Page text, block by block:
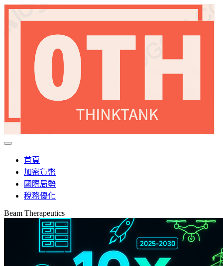
首頁
加密貨幣
國際局勢
稅務優化
Beam Therapeutics